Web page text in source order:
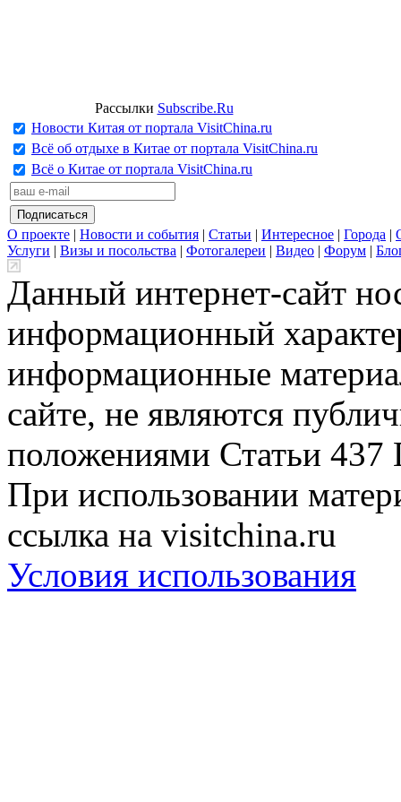
Рассылки Subscribe.Ru
Новости Китая от портала VisitChina.ru
Всё об отдыхе в Китае от портала VisitChina.ru
Всё о Китае от портала VisitChina.ru
О проекте | Новости и события | Статьи | Интересное | Города |
Услуги | Визы и посольства | Фотогалереи | Видео | Форум |
Данный интернет-сайт
информационный
информационные
сайте, не являются
положениями Статьи 437
При использовании
ссылка на visitchina.ru
Условия использования